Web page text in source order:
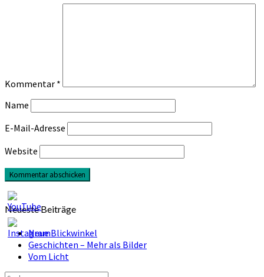
Kommentar *
Name
E-Mail-Adresse
Website
Neueste Beiträge
Neue Blickwinkel
Geschichten – Mehr als Bilder
Vom Licht